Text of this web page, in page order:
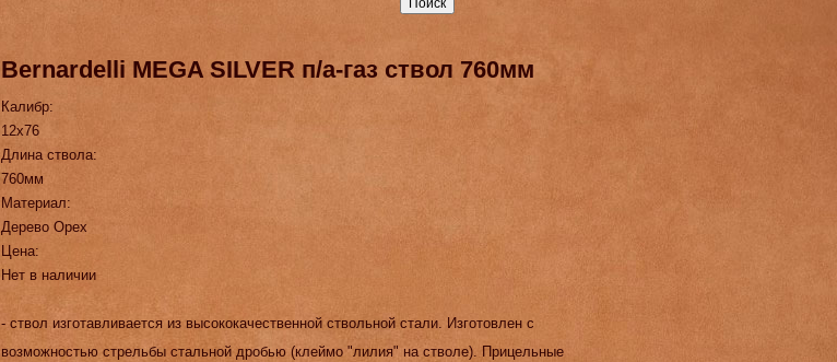
Bernardelli MEGA SILVER п/а-газ ствол 760мм
Калибр:
12x76
Длина ствола:
760мм
Материал:
Дерево Орех
Цена:
Нет в наличии
- ствол изготавливается из высококачественной ствольной стали. Изготовлен с
возможностью стрельбы стальной дробью (клеймо "лилия" на стволе). Прицельные